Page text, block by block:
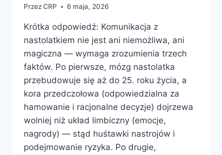
PrzezCRP 6 maja, 2026
Krótka odpowiedź: Komunikacja z
nastolatkiem nie jest ani niemożliwa, ani
magiczna — wymaga zrozumienia trzech
faktów. Po pierwsze, mózg nastolatka
przebudowuje się aż do 25. roku życia, a
kora przedczołowa (odpowiedzialna za
hamowanie i racjonalne decyzje) dojrzewa
wolniej niż układ limbiczny (emocje,
nagrody) — stąd huśtawki nastrojów i
podejmowanie ryzyka. Po drugie,